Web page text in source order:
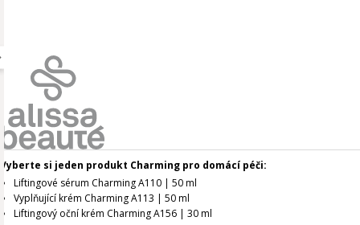
Vyberte si jeden produkt Charming pro domácí péči:
Liftingové sérum Charming A110 | 50 ml
Vyplňující krém Charming A113 | 50 ml
Liftingový oční krém Charming A156 | 30 ml